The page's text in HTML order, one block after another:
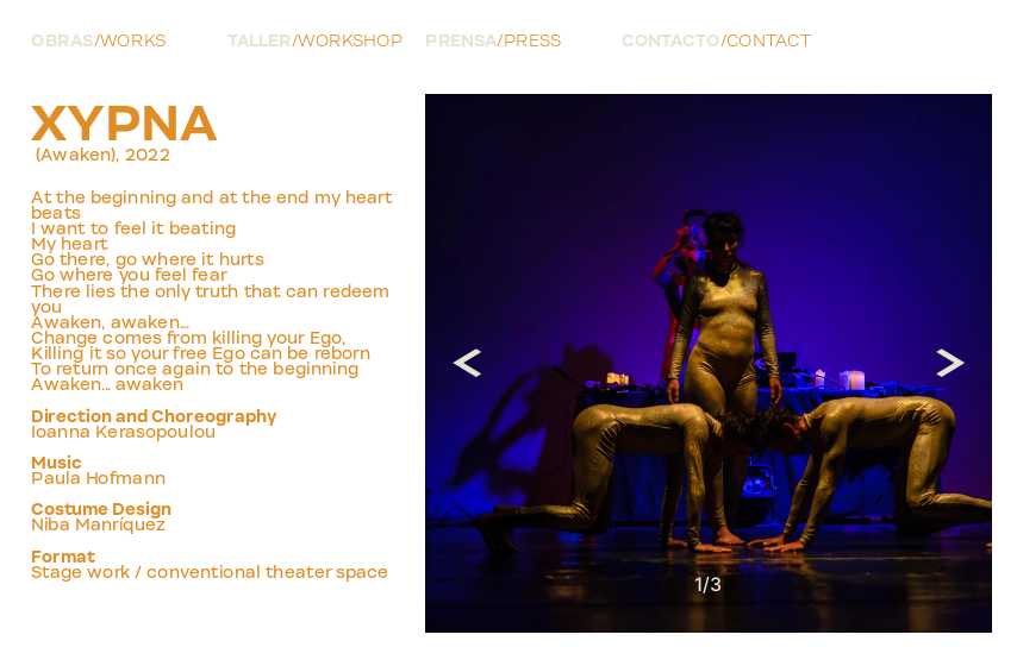
OBRAS/WORKS PRENSA/PRESS CONTACTO/CONTACT
TALLER/WORKSHOP
XYPNA
(Awaken), 2022
At the beginning and at the end my heart
beats
I want to feel it beating
My heart
Go there, go where it hurts
Go where you feel fear
There lies the only truth that can redeem
you
Awaken, awaken...
Change comes from killing your Ego,
Killing it so your free Ego can be reborn
To return once again to the beginning
Awaken... awaken
Direction and Choreography
Ioanna Kerasopoulou
Music
Paula Hofmann
Costume Design
Niba Manríquez
Format
Stage work / conventional theater space